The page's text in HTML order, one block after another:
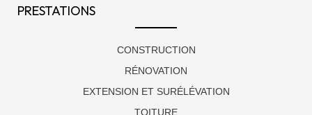
PRESTATIONS
CONSTRUCTION
RÉNOVATION
EXTENSION ET SURÉLÉVATION
TOITURE